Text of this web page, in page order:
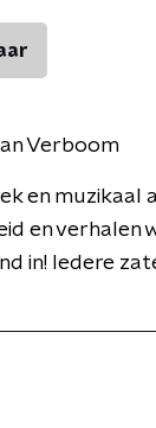
Verboom
en muzikaal
en verhalen
in! Iedere